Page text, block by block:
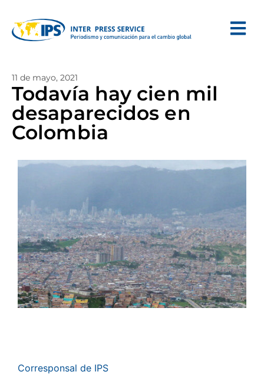
11 de mayo, 2021
Todavía hay cien mil
desaparecidos en
Colombia
Corresponsal de IPS